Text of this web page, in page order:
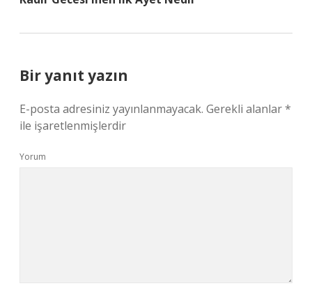
Bir yanıt yazın
E-posta adresiniz yayınlanmayacak. Gerekli alanlar*
ile işaretlenmişlerdir
Yorum